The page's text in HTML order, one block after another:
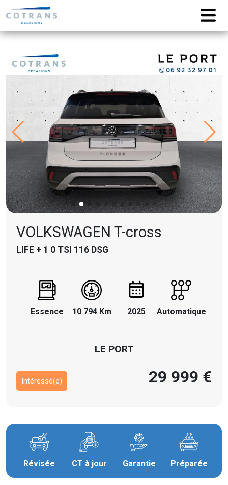
VOLKSWAGEN T-cross
LIFE + 1 0 TSI 116 DSG
Essence 10 794 Km 2025 Automatique
LE PORT
Intéressé(e) 29 999 €
Révisée CT à jour Garantie Préparée